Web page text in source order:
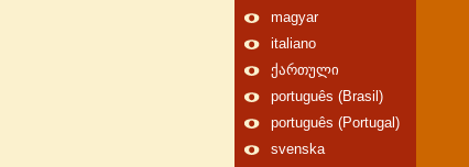
magyar
italiano
ქართული
português (Brasil)
português (Portugal)
svenska